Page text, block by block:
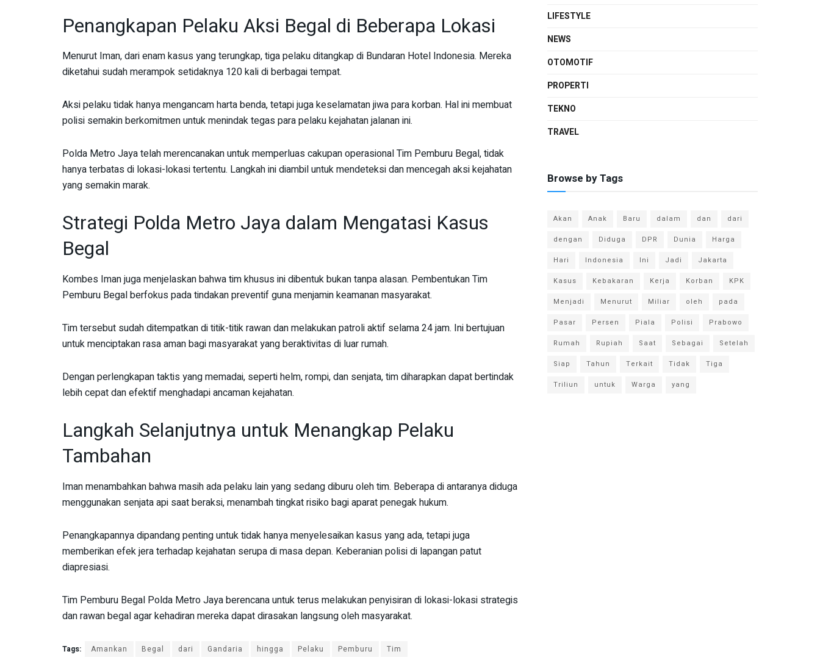
Penangkapan Pelaku Aksi Begal di Beberapa Lokasi
Menurut Iman, dari enam kasus yang terungkap, tiga pelaku ditangkap di Bundaran Hotel Indonesia. Mereka
diketahui sudah merampok setidaknya 120 kali di berbagai tempat.
Aksi pelaku tidak hanya mengancam harta benda, tetapi juga keselamatan jiwa para korban. Hal ini membuat
polisi semakin berkomitmen untuk menindak tegas para pelaku kejahatan jalanan ini.
Polda Metro Jaya telah merencanakan untuk memperluas cakupan operasional Tim Pemburu Begal, tidak
hanya terbatas di lokasi-lokasi tertentu. Langkah ini diambil untuk mendeteksi dan mencegah aksi kejahatan
yang semakin marak.
Strategi Polda Metro Jaya dalam Mengatasi Kasus
Begal
Kombes Iman juga menjelaskan bahwa tim khusus ini dibentuk bukan tanpa alasan. Pembentukan Tim
Pemburu Begal berfokus pada tindakan preventif guna menjamin keamanan masyarakat.
Tim tersebut sudah ditempatkan di titik-titik rawan dan melakukan patroli aktif selama 24 jam. Ini bertujuan
untuk menciptakan rasa aman bagi masyarakat yang beraktivitas di luar rumah.
Dengan perlengkapan taktis yang memadai, seperti helm, rompi, dan senjata, tim diharapkan dapat bertindak
lebih cepat dan efektif menghadapi ancaman kejahatan.
Langkah Selanjutnya untuk Menangkap Pelaku
Tambahan
Iman menambahkan bahwa masih ada pelaku lain yang sedang diburu oleh tim. Beberapa di antaranya diduga
menggunakan senjata api saat beraksi, menambah tingkat risiko bagi aparat penegak hukum.
Penangkapannya dipandang penting untuk tidak hanya menyelesaikan kasus yang ada, tetapi juga
memberikan efek jera terhadap kejahatan serupa di masa depan. Keberanian polisi di lapangan patut
diapresiasi.
Tim Pemburu Begal Polda Metro Jaya berencana untuk terus melakukan penyisiran di lokasi-lokasi strategis
dan rawan begal agar kehadiran mereka dapat dirasakan langsung oleh masyarakat.
Tags: Amankan Begal dari Gandaria hingga Pelaku Pemburu Tim
LIFESTYLE
NEWS
OTOMOTIF
PROPERTI
TEKNO
TRAVEL
Browse by Tags
Akan Anak Baru dalam dan
dari
dengan
Diduga DPR Dunia
Harga
Hari
Indonesia Ini Jadi
Jakarta
Kasus
Kebakaran Kerja Korban
KPK
Menjadi
Menurut Miliar oleh
pada
Pasar
Persen Piala Polisi
Prabowo
Rumah
Rupiah Saat Sebagai
Setelah
Siap
Tahun Terkait Tidak
Tiga
Triliun
untuk Warga yang